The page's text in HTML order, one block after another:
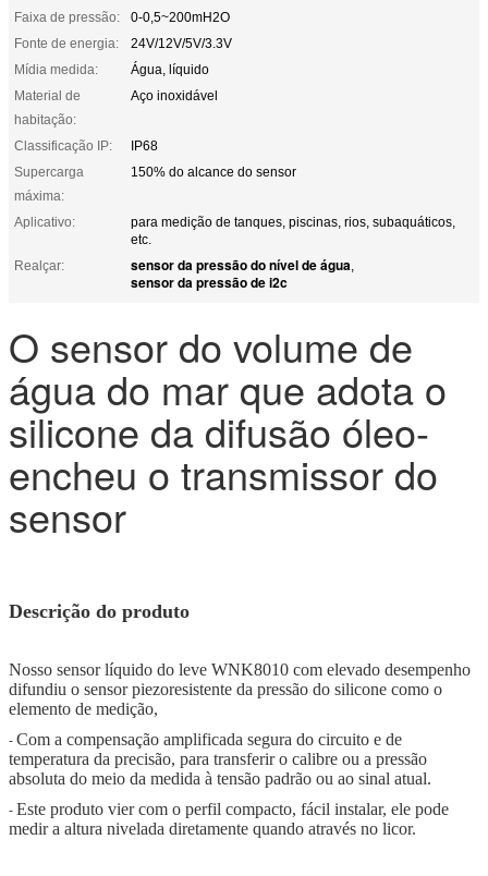
Faixa de pressão:
0-0,5~200mH2O
Fonte de energia:
24V/12V/5V/3.3V
Mídia medida:
Água, líquido
Material de
habitação:
Aço inoxidável
Classificação IP:
IP68
Supercarga
máxima:
150% do alcance do sensor
Aplicativo:
para medição de tanques, piscinas, rios, subaquáticos,
etc.
Realçar:
sensor da pressão do nível de água,
sensor da pressão de i2c
O sensor do volume de
água do mar que adota o
silicone da difusão óleo-
encheu o transmissor do
sensor
Descrição do produto
Nosso sensor líquido do leve WNK8010 com elevado desempenho
difundiu o sensor piezoresistente da pressão do silicone como o
elemento de medição,
- Com a compensação amplificada segura do circuito e de
temperatura da precisão, para transferir o calibre ou a pressão
absoluta do meio da medida à tensão padrão ou ao sinal atual.
- Este produto vier com o perfil compacto, fácil instalar, ele pode
medir a altura nivelada diretamente quando através no licor.